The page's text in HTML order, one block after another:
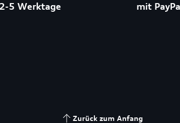
2-5 Werktage
mit
Zurück zum Anfang